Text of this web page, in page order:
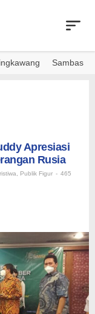
Sambas
Apresiasi
Rusia
Publik Figur - 465